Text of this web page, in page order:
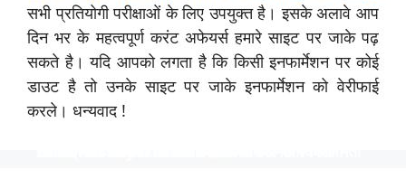
सभी प्रतियोगी परीक्षाओं के लिए उपयुक्त है। इसके अलावे आप
दिन भर के महत्वपूर्ण करंट अफेयर्स हमारे साइट पर जाके पढ़
सकते है। यदि आपको लगता है कि किसी इनफार्मेशन पर कोई
डाउट है तो उनके साइट पर जाके इनफार्मेशन को वेरीफाई
करले। धन्यवाद !